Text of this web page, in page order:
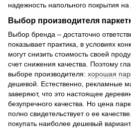
надежность напольного покрытия на
Выбор производителя
Выбор бренда – достаточно
показывает практика, в условиях
могут снизить стоимость своей
счет снижения качества. Поэтому
выборе производителя: хорошая
дешевой. Естественно, рекламные
заверяют, что это настоящее
безупречного качества. Но цена
полно свидетельствует о ее
покупать наиболее дешевый